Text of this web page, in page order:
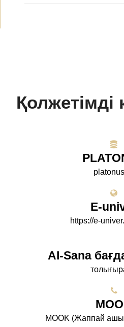
Қолжетімді
E-
https://e-
AI-Sana
МООK (Жаппай